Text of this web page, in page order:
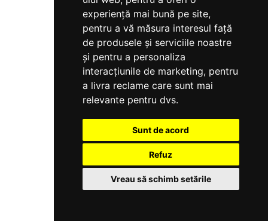
experiență mai bună pe site,
pentru a vă măsura interesul față
de produsele și serviciile noastre
și pentru a personaliza
interacțiunile de marketing, pentru
a livra reclame care sunt mai
relevante pentru dvs.
Sunt de acord
Refuz
Vreau să schimb setările